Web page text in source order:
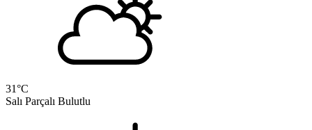
31°C
Salı Parçalı Bulutlu